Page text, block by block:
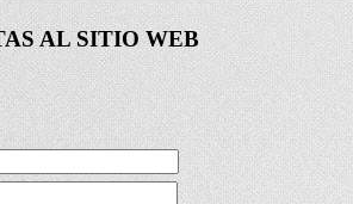
AL SITIO WEB